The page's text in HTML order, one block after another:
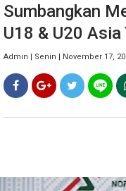
Sumbangkan
U18 & U20 Asia
Admin | Senin | November 17,